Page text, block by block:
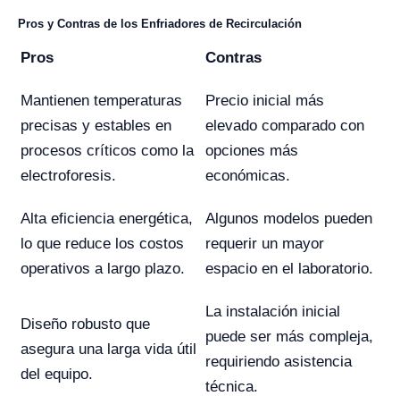
Pros y Contras de los Enfriadores de Recirculación
Pros Contras
Mantienen temperaturas
precisas y estables en
procesos críticos como la
electroforesis.
Precio inicial más
elevado comparado con
opciones más
económicas.
Alta eficiencia energética,
lo que reduce los costos
operativos a largo plazo.
Algunos modelos pueden
requerir un mayor
espacio en el laboratorio.
Diseño robusto que
asegura una larga vida útil
del equipo.
La instalación inicial
puede ser más compleja,
requiriendo asistencia
técnica.